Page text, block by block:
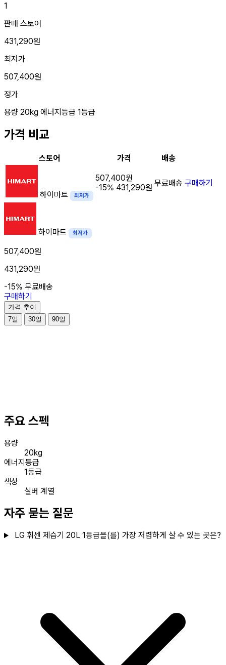
1
판매 스토어
431,290원
최저가
507,400원
정가
용량 20kg 에너지등급 1등급
가격 비교
스토어 가격 배송
하이마트 최저가
507,400원
-15% 431,290원 무료배송 구매하기
하이마트 최저가
507,400원
431,290원
-15% 무료배송
구매하기
가격 추이
7일
30일 90일
주요 스펙
용량
20kg
에너지등급
1등급
색상
실버 계열
자주 묻는 질문
LG 휘센 제습기 20L 1등급을(를) 가장 저렴하게 살 수 있는 곳은?